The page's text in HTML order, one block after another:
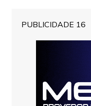
PUBLICIDADE 16